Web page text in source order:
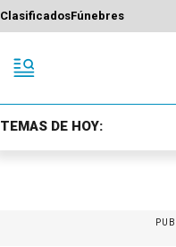
ClasificadosFúnebres
TEMAS DE HOY: